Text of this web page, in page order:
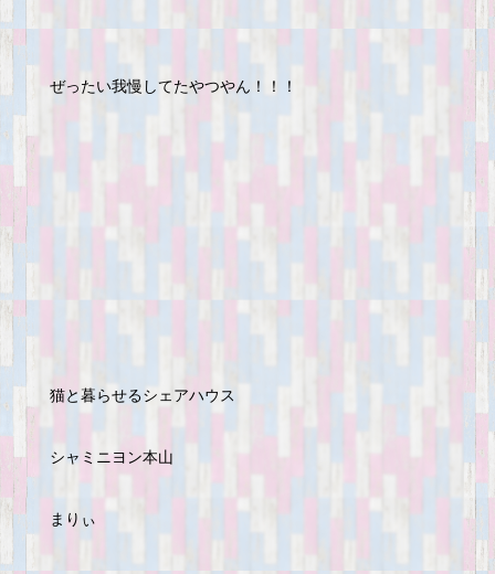
ぜったい我慢してたやつやん！！！
猫と暮らせるシェアハウス
シャミニヨン本山
まりぃ